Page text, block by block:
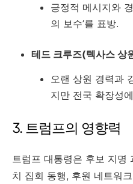
긍정적 메시지와
의 보수’를 표방.
테드 크루즈(텍사스 상
오랜 상원 경력과
지만 전국 확장성
3. 트럼프의 영향력
트럼프 대통령은 후보 지명
치 집회 동행, 후원 네트워